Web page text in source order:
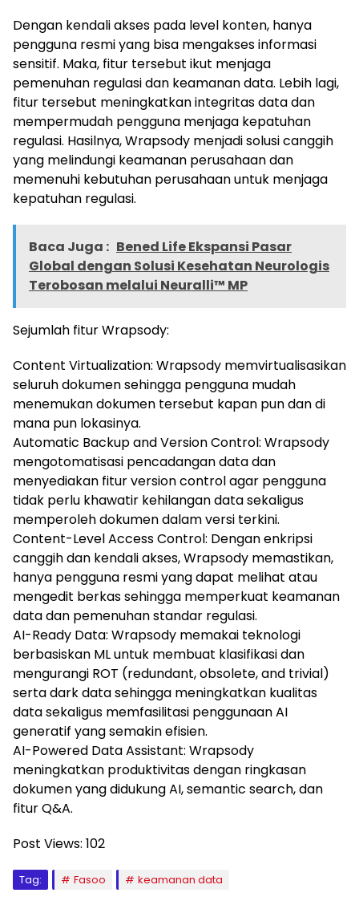
Dengan kendali akses pada level konten, hanya
pengguna resmi yang bisa mengakses informasi
sensitif. Maka, fitur tersebut ikut menjaga
pemenuhan regulasi dan keamanan data. Lebih lagi,
fitur tersebut meningkatkan integritas data dan
mempermudah pengguna menjaga kepatuhan
regulasi. Hasilnya, Wrapsody menjadi solusi canggih
yang melindungi keamanan perusahaan dan
memenuhi kebutuhan perusahaan untuk menjaga
kepatuhan regulasi.
Baca Juga : Bened Life Ekspansi Pasar
Global dengan Solusi Kesehatan Neurologis
Terobosan melalui Neuralli™ MP
Sejumlah fitur Wrapsody:
Content Virtualization: Wrapsody memvirtualisasikan
seluruh dokumen sehingga pengguna mudah
menemukan dokumen tersebut kapan pun dan di
mana pun lokasinya.
Automatic Backup and Version Control: Wrapsody
mengotomatisasi pencadangan data dan
menyediakan fitur version control agar pengguna
tidak perlu khawatir kehilangan data sekaligus
memperoleh dokumen dalam versi terkini.
Content-Level Access Control: Dengan enkripsi
canggih dan kendali akses, Wrapsody memastikan,
hanya pengguna resmi yang dapat melihat atau
mengedit berkas sehingga memperkuat keamanan
data dan pemenuhan standar regulasi.
AI-Ready Data: Wrapsody memakai teknologi
berbasiskan ML untuk membuat klasifikasi dan
mengurangi ROT (redundant, obsolete, and trivial)
serta dark data sehingga meningkatkan kualitas
data sekaligus memfasilitasi penggunaan AI
generatif yang semakin efisien.
AI-Powered Data Assistant: Wrapsody
meningkatkan produktivitas dengan ringkasan
dokumen yang didukung AI, semantic search, dan
fitur Q&A.
Post Views: 102
Tag: Fasoo keamanan data